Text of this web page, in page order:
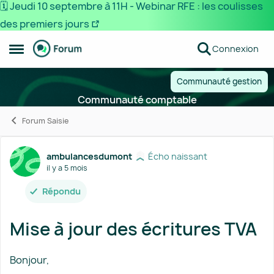
🗓️ Jeudi 10 septembre à 11H - Webinar RFE : les coulisses
des premiers jours
Ouvrir Menu Latéral
Passer au contenu Connexion
Communauté gestion
Communauté comptable
Forum Saisie
Forum Discussion
ambulancesdumont Écho naissant
il y a 5 mois
Répondu
Mise à jour des écritures TVA
Bonjour,